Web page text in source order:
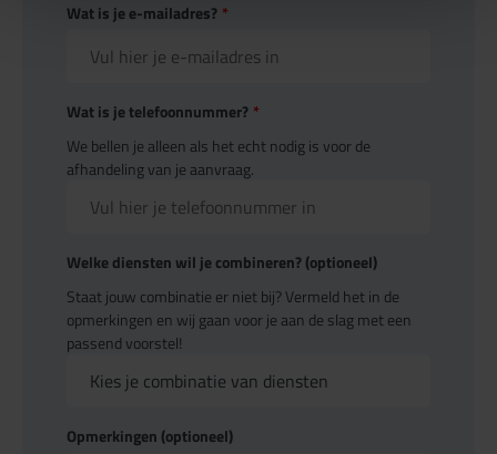
Wat is je e-mailadres? *
Wat is je telefoonnummer? *
We bellen je alleen als het echt nodig is voor de
afhandeling van je aanvraag.
Welke diensten wil je combineren? (optioneel)
Staat jouw combinatie er niet bij? Vermeld het in de
opmerkingen en wij gaan voor je aan de slag met een
passend voorstel!
Opmerkingen (optioneel)